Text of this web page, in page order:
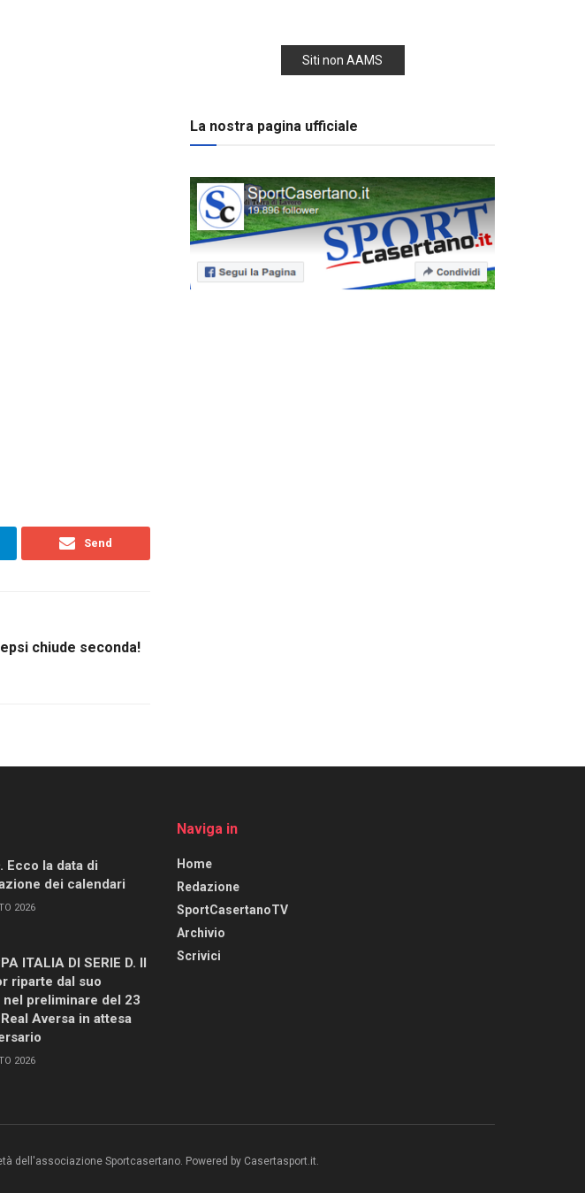
Send
chiude seconda!
Siti non AAMS
La nostra pagina ufficiale
Ecco la data di
dei calendari
2026
ITALIA DI SERIE D. Il
riparte dal suo
nel preliminare del 23
Aversa in attesa
2026
Naviga in
Home
Redazione
SportCasertanoTV
Archivio
Scrivici
dell'associazione Sportcasertano. Powered by Casertasport.it.